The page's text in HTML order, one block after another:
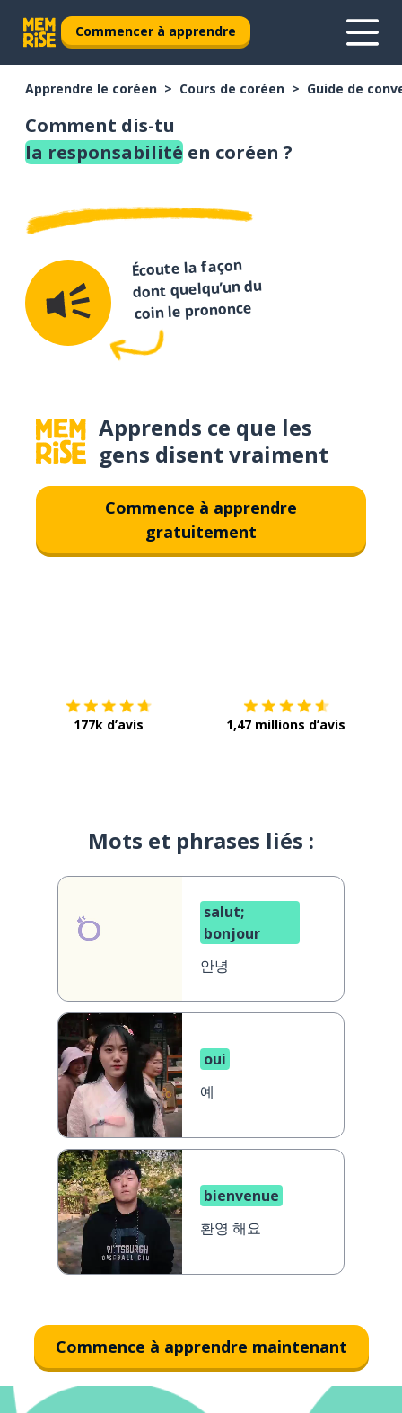
Commencer à apprendre
Apprendre le coréen Cours de coréen Guide de
Comment dis-tu
la responsabilité en coréen ?
Écoute la façon
dont quelqu’un du
coin le prononce
Apprends ce que les
gens disent vraiment
Commence à apprendre
gratuitement
177k d’avis 1,47 millions d’avis
Mots et phrases liés :
salut;
bonjour
안녕
oui
예
bienvenue
환영 해요
Commence à apprendre maintenant